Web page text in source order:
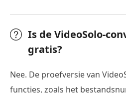
Is de VideoSolo-
gratis?
Nee. De proefversie van
functies, zoals het